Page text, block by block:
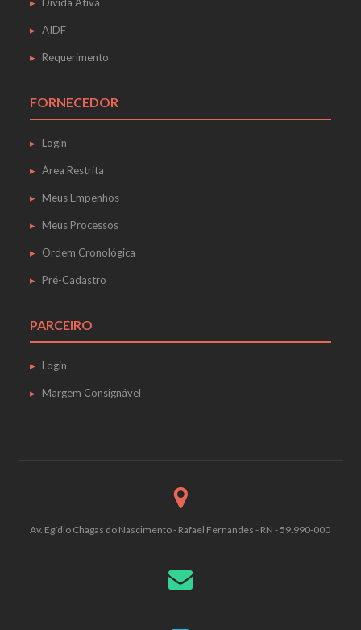
AIDF
Requerimento
FORNECEDOR
Login
Área Restrita
Meus Empenhos
Meus Processos
Ordem Cronológica
Pré-Cadastro
PARCEIRO
Login
Margem Consignável
Av. Egídio Chagas do Nascimento - Rafael Fernandes - RN - 59.990-000